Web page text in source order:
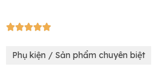
5/5
Phụ kiện / Sản phẩm chuyên biệt